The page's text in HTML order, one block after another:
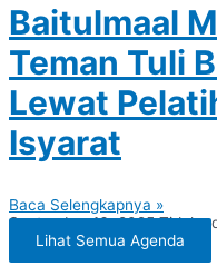
Baitulmaal
Teman Tuli
Lewat
Isyarat
Baca Selengkapnya »
September 16, 2025Tidak
Lihat Semua Agenda